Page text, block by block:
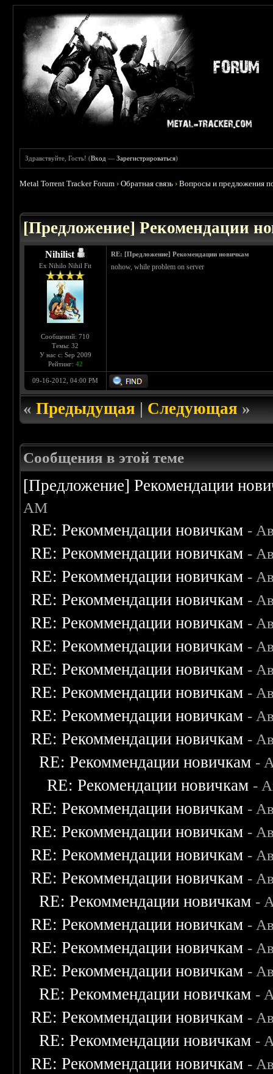
Здравствуйте, Гость! (Вход —Зарегистрироваться)
Metal Torrent Tracker Forum ›Обратная связь ›Вопросы и предложения
[Предложение] Рекомендации
Nihilist
Ex Nihilo Nihil Fit
Сообщений: 710
Темы: 32
У нас с: Sep 2009
Рейтинг: 42
RE: [Предложение] Рекомендации новичкам
nohow, while problem on server
09-16-2012, 04:00 PM
«Предыдущая|Следующая»
Сообщения в этой теме
[Предложение] Рекомендации
AM
RE: Рекоммендации новичкам -
RE: Рекоммендации новичкам -
RE: Рекоммендации новичкам -
RE: Рекоммендации новичкам -
RE: Рекоммендации новичкам -
RE: Рекоммендации новичкам -
RE: Рекоммендации новичкам -
RE: Рекоммендации новичкам -
RE: Рекоммендации новичкам -
RE: Рекоммендации новичкам -
RE: Рекоммендации новичкам -
RE: Рекомендации новичкам -
RE: Рекоммендации новичкам -
RE: Рекоммендации новичкам -
RE: Рекоммендации новичкам -
RE: Рекоммендации новичкам -
RE: Рекоммендации новичкам -
RE: Рекоммендации новичкам -
RE: Рекоммендации новичкам -
RE: Рекоммендации новичкам -
RE: Рекоммендации новичкам -
RE: Рекоммендации новичкам -
RE: Рекоммендации новичкам -
RE: Рекоммендации новичкам -